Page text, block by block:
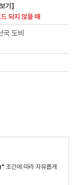
기]
되지 않을 때
도비
조건에 따라 자유롭게